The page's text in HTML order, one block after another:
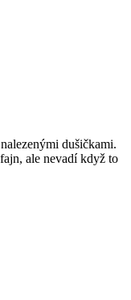
dušičkami.
ale nevadí když to